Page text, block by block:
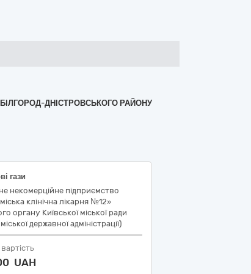
БІЛГОРОД-ДНІСТРОВСЬКОГО РАЙОНУ
гази
некомерційне підприємство
клінічна лікарня №12»
органу Київської міської ради
державної адміністрації)
UAH